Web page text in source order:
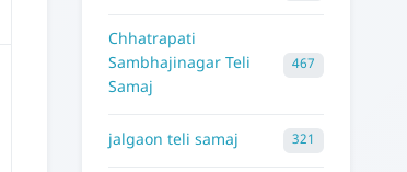
Chhatrapati
Sambhajinagar Teli
Samaj
467
jalgaon teli samaj 321